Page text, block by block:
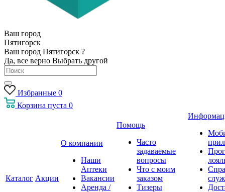
Ваш город
Пятигорск
Ваш город Пятигорск ?
Да, все верно Выбрать другой
Избранные 0
Корзина пуста 0
Каталог Акции
О компании
Наши
Аптеки
Вакансии
Аренда /
Помощь
Часто
задаваемые
вопросы
Что с моим
заказом
Тизеры